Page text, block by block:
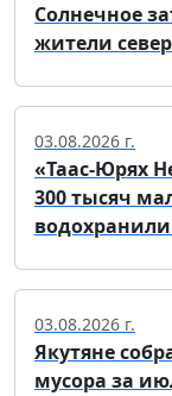
Солнечное
жители
03.08.2026 г.
«Таас-Юрях
300 тысяч
03.08.2026 г.
Якутяне
мусора за